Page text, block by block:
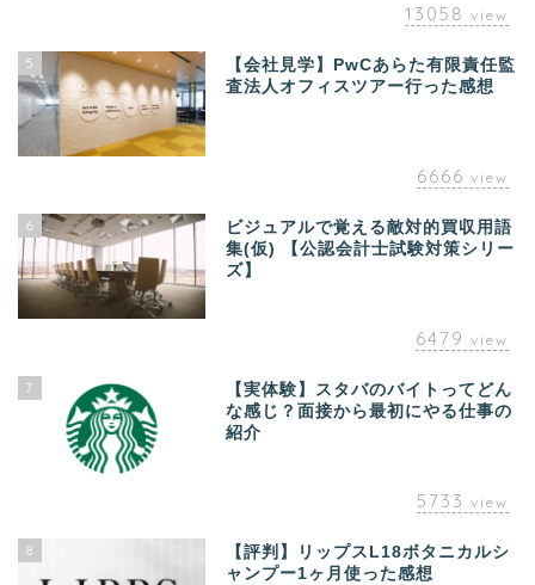
13058 view
5
【会社見学】PwCあらた有限責任監
査法人オフィスツアー行った感想
6666 view
6
ビジュアルで覚える敵対的買収用語
集(仮) 【公認会計士試験対策シリー
ズ】
6479 view
7
【実体験】スタバのバイトってどん
な感じ？面接から最初にやる仕事の
紹介
5733 view
8
【評判】リップスL18ボタニカルシ
ャンプー1ヶ月使った感想